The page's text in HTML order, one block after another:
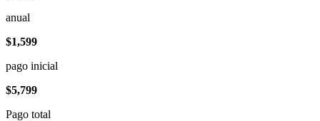
anual
$1,599
pago inicial
$5,799
Pago total